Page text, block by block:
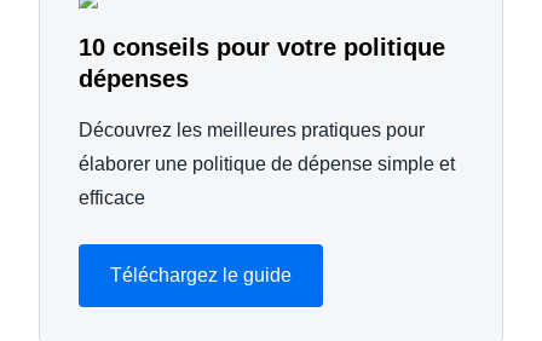
10 conseils pour votre politique
dépenses
Découvrez les meilleures pratiques pour
élaborer une politique de dépense simple et
efficace
Téléchargez le guide